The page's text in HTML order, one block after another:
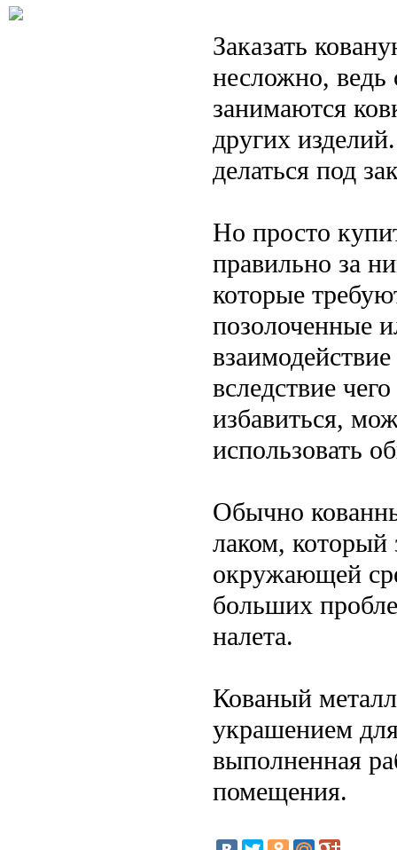
Заказать
несложно, ведь
занимаются
других
делаться под
Но просто
правильно за
которые
позолоченные
вследствие
избавиться,
использовать
Обычно
лаком, который
окружающей
больших
налета.
Кованый
украшением
выполненная
помещения.